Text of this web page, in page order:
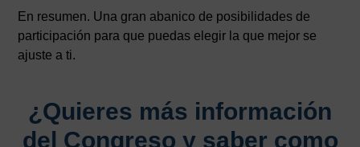
En resumen. Una gran abanico de posibilidades de
participación para que puedas elegir la que mejor se
ajuste a ti.
¿Quieres más información
del Congreso y saber como